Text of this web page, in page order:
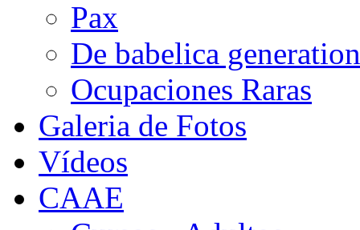
Pax
De babelica
Ocupaciones Raras
Galeria de Fotos
Vídeos
CAAE